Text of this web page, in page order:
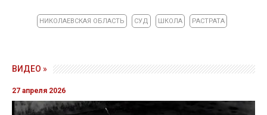
НИКОЛАЕВСКАЯ ОБЛАСТЬ СУД ШКОЛА РАСТРАТА
ВИДЕО »
27 апреля 2026